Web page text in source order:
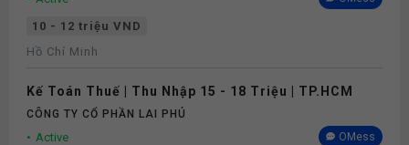
10 - 12 triệu VND
Hồ Chí Minh
Kế Toán Thuế | Thu Nhập 15 - 18 Triệu | TP.HCM
CÔNG TY CỔ PHẦN LAI PHÚ
Active OMess